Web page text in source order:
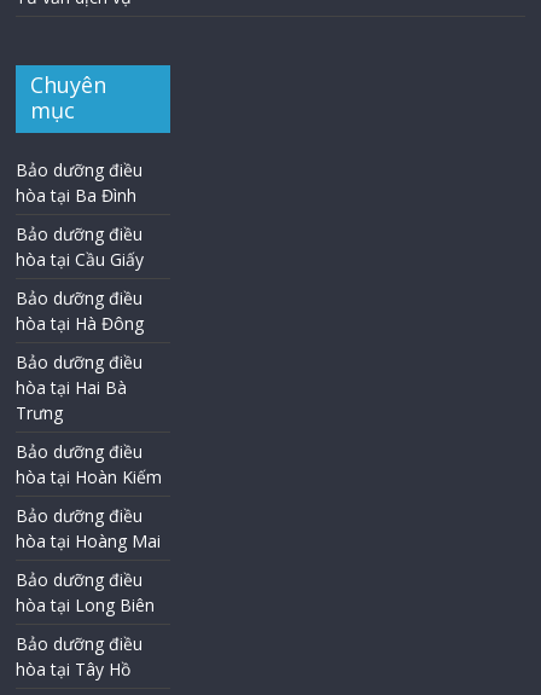
Chuyên
mục
Bảo dưỡng điều
hòa tại Ba Đình
Bảo dưỡng điều
hòa tại Cầu Giấy
Bảo dưỡng điều
hòa tại Hà Đông
Bảo dưỡng điều
hòa tại Hai Bà
Trưng
Bảo dưỡng điều
hòa tại Hoàn Kiếm
Bảo dưỡng điều
hòa tại Hoàng Mai
Bảo dưỡng điều
hòa tại Long Biên
Bảo dưỡng điều
hòa tại Tây Hồ